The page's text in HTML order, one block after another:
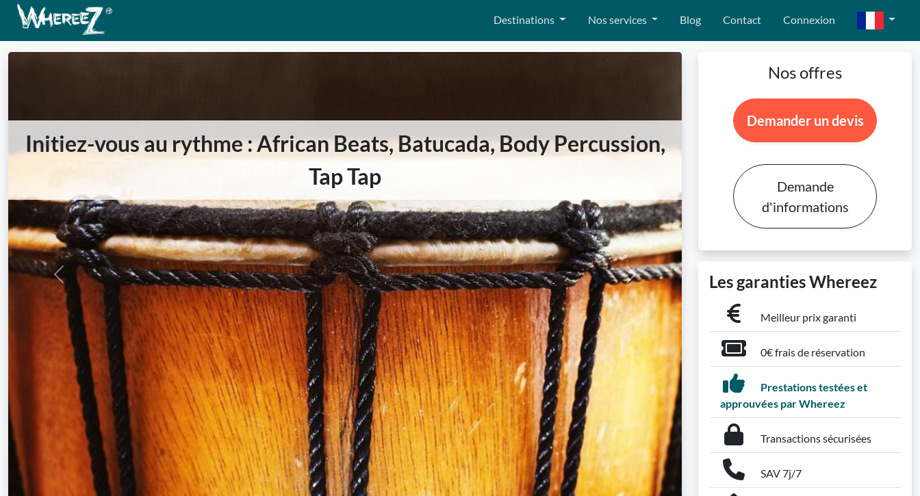
Destinations Nos services Blog Contact Connexion
Initiez-vous au rythme : African Beats, Batucada, Body Percussion,
Tap Tap
Previous Next
Nos offres
Demander un devis
Demande
d'informations
Les garanties Whereez
Meilleur prix garanti
0€ frais de réservation
Prestations testées et
approuvées par Whereez
Transactions sécurisées
SAV 7j/7